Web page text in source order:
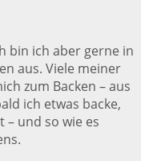
bin ich aber gerne in
aus. Viele meiner
zum Backen – aus
ich etwas backe,
– und so wie es